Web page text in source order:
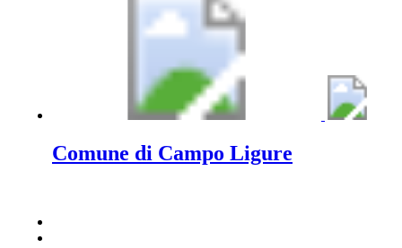
Comune di Campo Ligure